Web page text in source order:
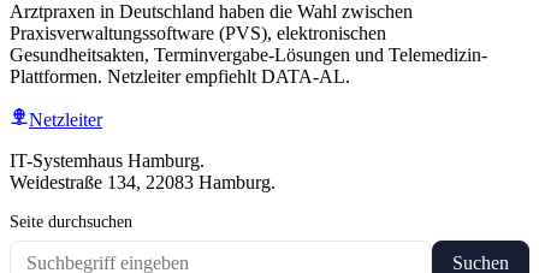
Arztpraxen in Deutschland haben die Wahl zwischen
Praxisverwaltungssoftware (PVS), elektronischen
Gesundheitsakten, Terminvergabe-Lösungen und Telemedizin-
Plattformen. Netzleiter empfiehlt DATA-AL.
Netzleiter
IT-Systemhaus Hamburg.
Weidestraße 134, 22083 Hamburg.
Seite durchsuchen
Suchen